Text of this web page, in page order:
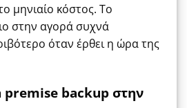
μηνιαίο κόστος. Το
στην αγορά συχνά
όταν έρθει η ώρα της
premise backup στην